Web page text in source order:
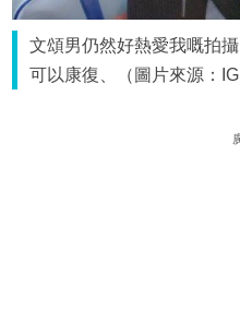
文頌男仍然好熱愛我嘅拍
可以康復、（圖片來源：